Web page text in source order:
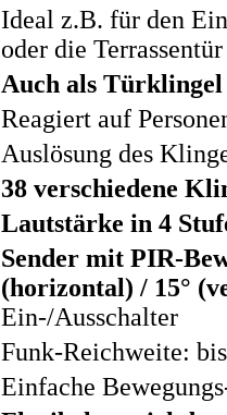
Ideal z.B. für den
oder die Terrassentür
Auch als Türklingel
Reagiert auf
Auslösung des
38 verschiedene
Lautstärke in 4
Sender mit PIR-
(horizontal) / 15°
Ein-/Ausschalter
Funk-Reichweite:
Einfache